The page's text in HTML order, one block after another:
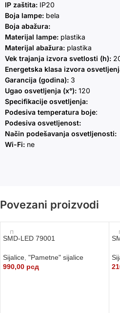
IP zaštita: IP20
Boja lampe: bela
Boja abažura:
Materijal lampe: plastika
Materijal abažura: plastika
Vek trajanja izvora svetlosti (h):
Energetska klasa izvora
Garancija (godina): 3
Ugao osvetljenja (x°): 120
Specifikacije osvetljenja:
Podesiva temperatura boje:
Podesiva osvetljenost:
Način podešavanja osvetljenosti:
Wi-Fi: ne
Povezani proizvodi
SMD-LED 79001
Sijalice "Pametne" sijalice
990,00 рсд